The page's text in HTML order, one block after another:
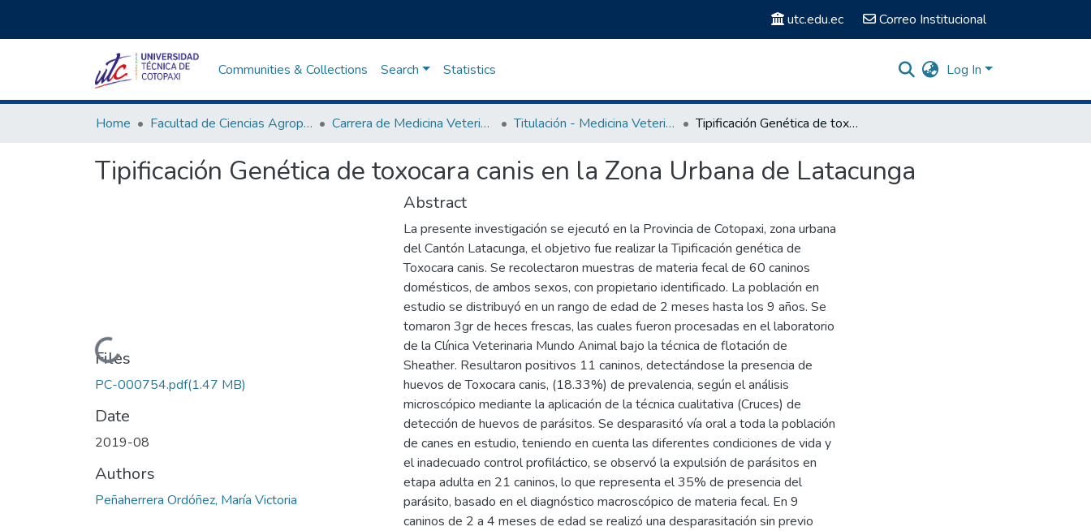
utc.edu.ec Correo Institucional
Communities & Collections Search Statistics Log In
Home Facultad de Ciencias Agropecuarias y Recursos Naturales Carrera de Medicina Veterinaria Titulación - Medicina Veterinaria Tipificación Genética de toxocara canis en la Zona Urbana de Latacunga
Tipificación Genética de toxocara canis en la Zona Urbana de Latacunga
Loading...
Files
PC-000754.pdf(1.47 MB)
Date
2019-08
Authors
Peñaherrera Ordóñez, María Victoria
Abstract
La presente investigación se ejecutó en la Provincia de Cotopaxi, zona urbana
del Cantón Latacunga, el objetivo fue realizar la Tipificación genética de
Toxocara canis. Se recolectaron muestras de materia fecal de 60 caninos
domésticos, de ambos sexos, con propietario identificado. La población en
estudio se distribuyó en un rango de edad de 2 meses hasta los 9 años. Se
tomaron 3gr de heces frescas, las cuales fueron procesadas en el laboratorio
de la Clínica Veterinaria Mundo Animal bajo la técnica de flotación de
Sheather. Resultaron positivos 11 caninos, detectándose la presencia de
huevos de Toxocara canis, (18.33%) de prevalencia, según el análisis
microscópico mediante la aplicación de la técnica cualitativa (Cruces) de
detección de huevos de parásitos. Se desparasitó vía oral a toda la población
de canes en estudio, teniendo en cuenta las diferentes condiciones de vida y
el inadecuado control profiláctico, se observó la expulsión de parásitos en
etapa adulta en 21 caninos, lo que representa el 35% de presencia del
parásito, basado en el diagnóstico macroscópico de materia fecal. En 9
caninos de 2 a 4 meses de edad se realizó una desparasitación sin previo